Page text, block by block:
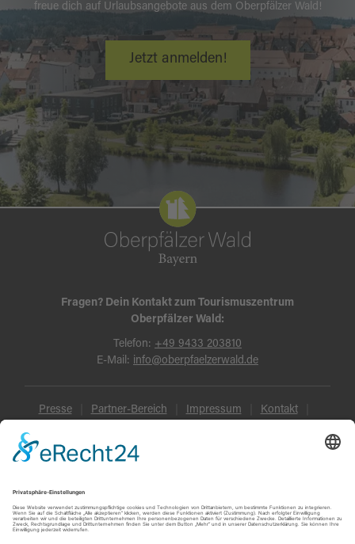
freue dich auf Urlaubsangebote aus dem Oberpfälzer Wald!
Jetzt anmelden!
Fragen? Dein Kontakt zum Tourismuszentrum
Oberpfälzer Wald:
Telefon: +49 9433 203810
E-Mail: info@oberpfaelzerwald.de
Presse Partner-Bereich Impressum Kontakt
Datenschutz